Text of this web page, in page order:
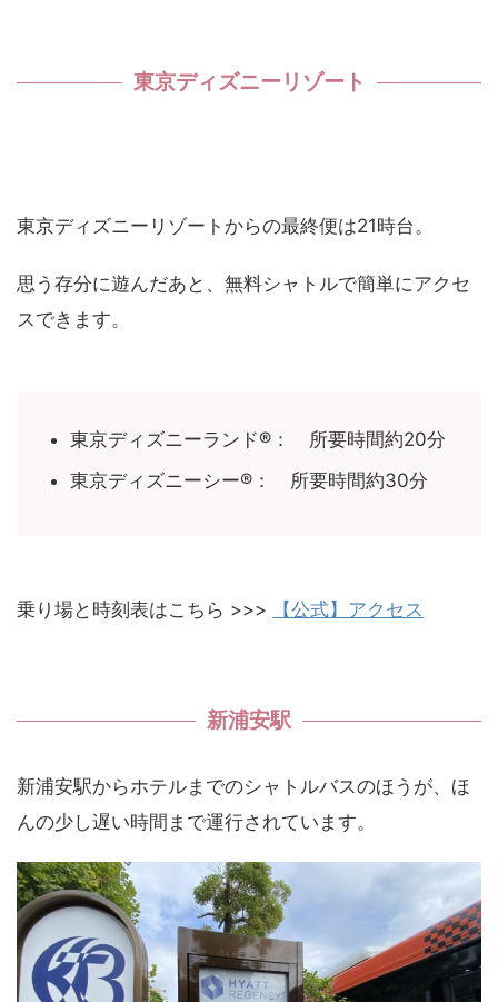
東京ディズニーリゾート
東京ディズニーリゾートからの最終便は21時台。
思う存分に遊んだあと、無料シャトルで簡単にアクセ
スできます。
東京ディズニーランド®： 所要時間約20分
東京ディズニーシー®： 所要時間約30分
乗り場と時刻表はこちら >>> 【公式】アクセス
新浦安駅
新浦安駅からホテルまでのシャトルバスのほうが、ほ
んの少し遅い時間まで運行されています。